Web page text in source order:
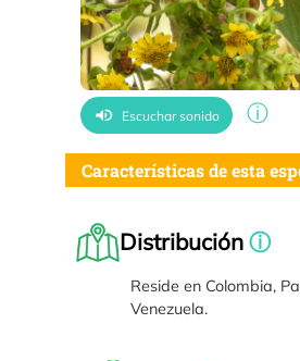
Escuchar sonido ⓘ
Características de esta
Distribución ⓘ
Reside en Colombia,
Venezuela.